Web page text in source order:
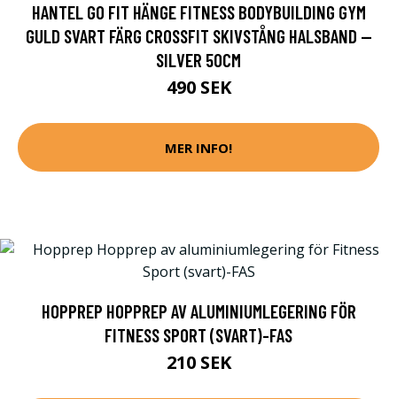
HANTEL GO FIT HÄNGE FITNESS BODYBUILDING GYM
GULD SVART FÄRG CROSSFIT SKIVSTÅNG HALSBAND --
SILVER 50CM
490 SEK
MER INFO!
HOPPREP HOPPREP AV ALUMINIUMLEGERING FÖR
FITNESS SPORT (SVART)-FAS
210 SEK